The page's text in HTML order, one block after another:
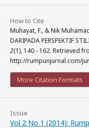
How to Cite
Muhayat, F., & Nik
DARIPADA PERSPEKTIF
2(1), 140 - 162. Retrieved
http://rumpunjurnal.com/
More Citation Formats
Issue
Vol 2 No 1 (2014):